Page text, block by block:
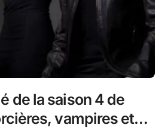
de la saison 4 de
vampires et